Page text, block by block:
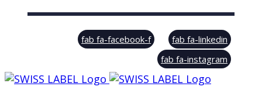
© Swiss Label, All rights reserved
fab fa-facebook-f
fab fa-linkedin
fab fa-instagram